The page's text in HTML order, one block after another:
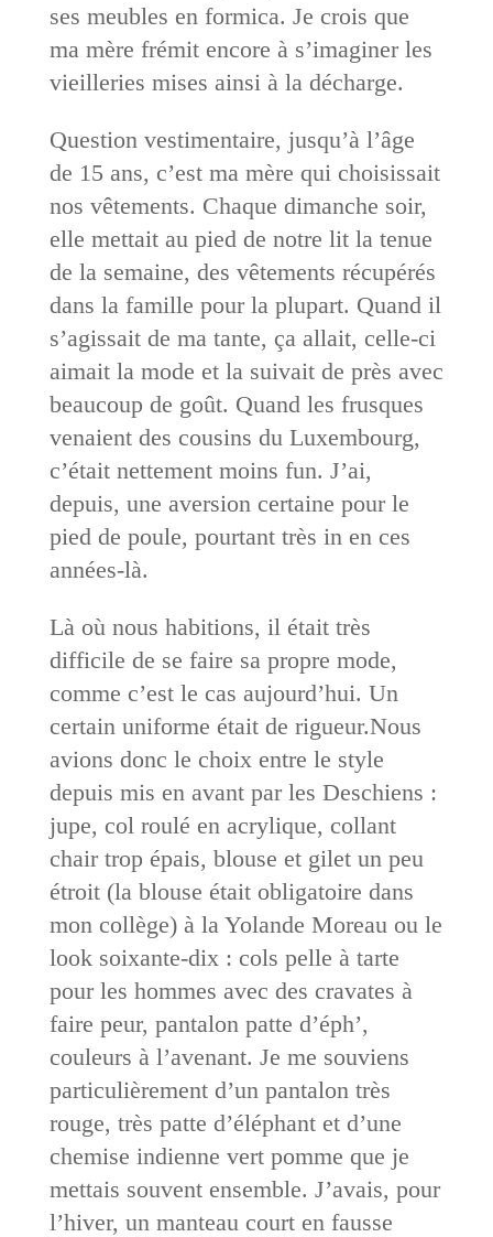
ses meubles en formica. Je crois que
ma mère frémit encore à s’imaginer les
vieilleries mises ainsi à la décharge.
Question vestimentaire, jusqu’à l’âge
de 15 ans, c’est ma mère qui choisissait
nos vêtements. Chaque dimanche soir,
elle mettait au pied de notre lit la tenue
de la semaine, des vêtements récupérés
dans la famille pour la plupart. Quand il
s’agissait de ma tante, ça allait, celle-ci
aimait la mode et la suivait de près avec
beaucoup de goût. Quand les frusques
venaient des cousins du Luxembourg,
c’était nettement moins fun. J’ai,
depuis, une aversion certaine pour le
pied de poule, pourtant très in en ces
années-là.
Là où nous habitions, il était très
difficile de se faire sa propre mode,
comme c’est le cas aujourd’hui. Un
certain uniforme était de rigueur.Nous
avions donc le choix entre le style
depuis mis en avant par les Deschiens :
jupe, col roulé en acrylique, collant
chair trop épais, blouse et gilet un peu
étroit (la blouse était obligatoire dans
mon collège) à la Yolande Moreau ou le
look soixante-dix : cols pelle à tarte
pour les hommes avec des cravates à
faire peur, pantalon patte d’éph’,
couleurs à l’avenant. Je me souviens
particulièrement d’un pantalon très
rouge, très patte d’éléphant et d’une
chemise indienne vert pomme que je
mettais souvent ensemble. J’avais, pour
l’hiver, un manteau court en fausse